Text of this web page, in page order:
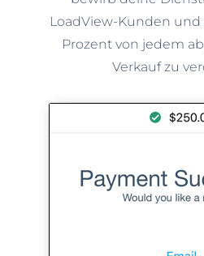
LoadView-Kunden
Prozent von jedem
Verkauf zu